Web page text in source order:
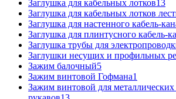
Заглушка для кабельных лотков13
Заглушка для кабельных лотков
Заглушка для настенного кабель-
Заглушка для плинтусного кабель-
Заглушка трубы для
Заглушки несущих и профильных
Зажим балочный5
Зажим винтовой Гофмана1
Зажим винтовой для